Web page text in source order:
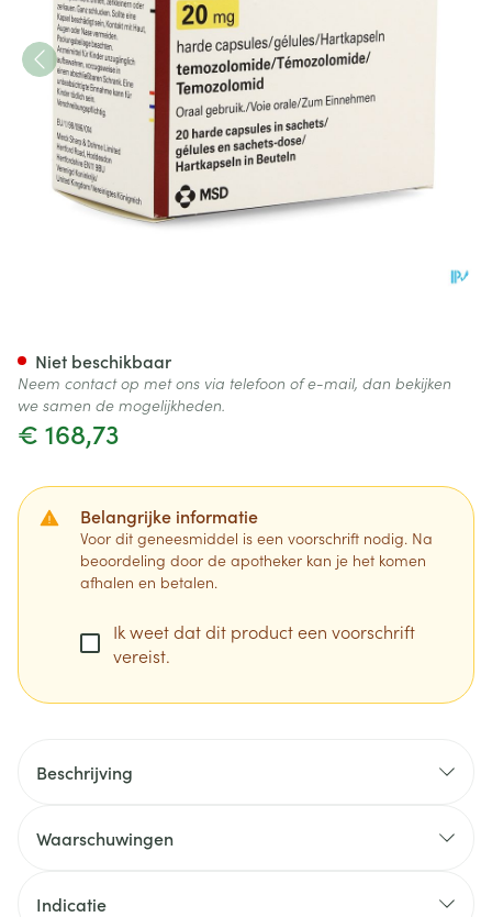
€ 168,73
Belangrijke informatie
Voor dit geneesmiddel is een voorschrift nodig. Na
beoordeling door de apotheker kan je het komen
afhalen en betalen.
Ik weet dat dit product een voorschrift
vereist.
Niet beschikbaar
Neem contact op met ons via telefoon of e-mail, dan bekijken
we samen de mogelijkheden.
Beschrijving
Waarschuwingen
Indicatie